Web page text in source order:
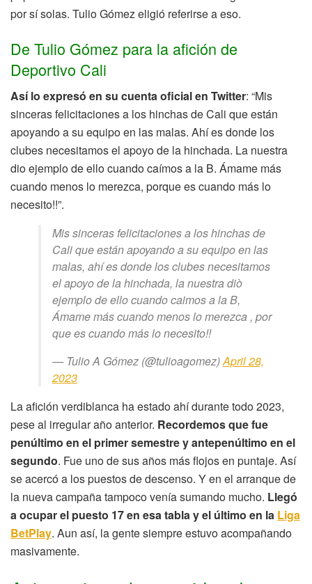
por sí solas. Tulio Gómez eligió referirse a eso.
De Tulio Gómez para la afición de
Deportivo Cali
Así lo expresó en su cuenta oficial en Twitter: “Mis
sinceras felicitaciones a los hinchas de Cali que están
apoyando a su equipo en las malas. Ahí es donde los
clubes necesitamos el apoyo de la hinchada. La nuestra
dio ejemplo de ello cuando caímos a la B. Ámame más
cuando menos lo merezca, porque es cuando más lo
necesito!!”.
Mis sinceras felicitaciones a los hinchas de
Cali que están apoyando a su equipo en las
malas, ahí es donde los clubes necesitamos
el apoyo de la hinchada, la nuestra diò
ejemplo de ello cuando caimos a la B,
Ámame más cuando menos lo merezca , por
que es cuando más lo necesito!!
— Tulio A Gómez (@tulioagomez)April 28,
2023
La afición verdiblanca ha estado ahí durante todo 2023,
pese al irregular año anterior. Recordemos que fue
penúltimo en el primer semestre y antepenúltimo en el
segundo. Fue uno de sus años más flojos en puntaje. Así
se acercó a los puestos de descenso. Y en el arranque de
la nueva campaña tampoco venía sumando mucho. Llegó
a ocupar el puesto 17 en esa tabla y el último en la Liga
BetPlay. Aun así, la gente siempre estuvo acompañando
masivamente.